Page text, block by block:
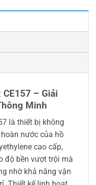
– Giải
Minh
là thiết bị không
nước của hồ
cao cấp,
độ bền vượt trội mà
nhờ khả năng vận